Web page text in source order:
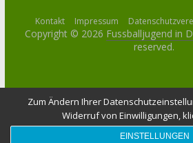
Kontakt Impressum
Copyright © 2026 Fussballjugend in
reserved.
Zum Ändern Ihrer
Widerruf von Einwilligungen,
EINSTELLUNGEN